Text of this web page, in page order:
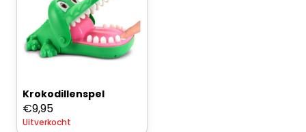
Krokodillenspel
€9,95
Uitverkocht